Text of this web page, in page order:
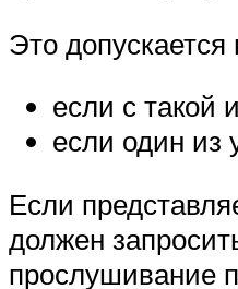
Это
если с такой
если один из
Если
должен
прослушивание